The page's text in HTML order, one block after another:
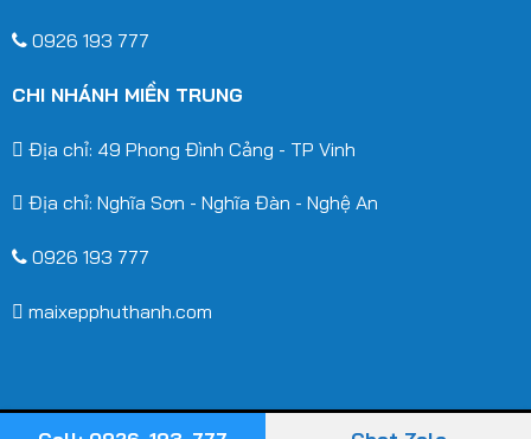
0926 193 777
CHI NHÁNH MIỀN TRUNG
Địa chỉ: 49 Phong Đình Cảng - TP Vinh
Địa chỉ: Nghĩa Sơn - Nghĩa Đàn - Nghệ An
0926 193 777
maixepphuthanh.com
2026 © Hoà Phát Star